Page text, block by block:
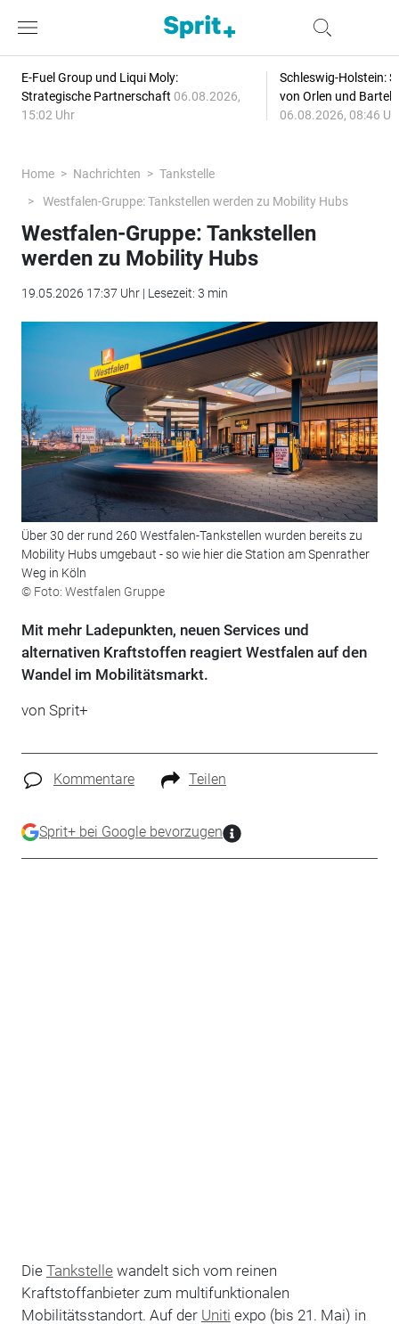
E-Fuel Group und Liqui Moly:
Strategische Partnerschaft 06.08.2026,
15:02 Uhr
Schleswig-Holstein:
von Orlen und
06.08.2026, 08:46
Home Nachrichten
Tankstelle
Westfalen-Gruppe: Tankstellen werden zu Mobility Hubs
Westfalen-Gruppe: Tankstellen
werden zu Mobility Hubs
19.05.2026 17:37 Uhr | Lesezeit: 3 min
Über 30 der rund 260 Westfalen-Tankstellen wurden bereits zu
Mobility Hubs umgebaut - so wie hier die Station am Spenrather
Weg in Köln
© Foto: Westfalen Gruppe
Mit mehr Ladepunkten, neuen Services und
alternativen Kraftstoffen reagiert Westfalen auf den
Wandel im Mobilitätsmarkt.
von Sprit+
Kommentare Teilen
Sprit+ bei Google bevorzugen
Die Tankstelle wandelt sich vom reinen
Kraftstoffanbieter zum multifunktionalen
Mobilitätsstandort. Auf der Uniti expo (bis 21. Mai) in